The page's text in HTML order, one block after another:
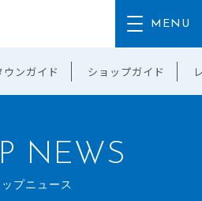
ウンガイド ショップガイド
NEWS
プニュース